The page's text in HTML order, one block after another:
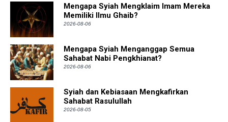
Mengapa Syiah Mengklaim Imam Mereka
Memiliki Ilmu Ghaib?
2026-08-06
Mengapa Syiah Menganggap Semua
Sahabat Nabi Pengkhianat?
2026-08-06
Syiah dan Kebiasaan Mengkafirkan
Sahabat Rasulullah
2026-08-05